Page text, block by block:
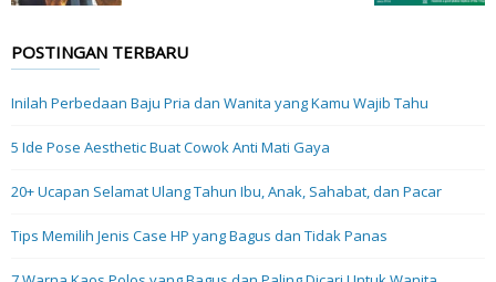
POSTINGAN TERBARU
Inilah Perbedaan Baju Pria dan Wanita yang Kamu Wajib Tahu
5 Ide Pose Aesthetic Buat Cowok Anti Mati Gaya
20+ Ucapan Selamat Ulang Tahun Ibu, Anak, Sahabat, dan Pacar
Tips Memilih Jenis Case HP yang Bagus dan Tidak Panas